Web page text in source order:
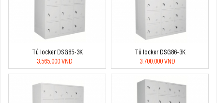
Tủ locker DSG85-3K
3.565.000 VNĐ
Tủ locker DSG86-3K
3.700.000 VNĐ